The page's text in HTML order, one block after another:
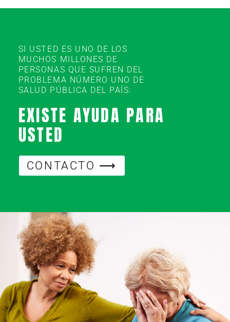
SI USTED ES UNO DE LOS
MUCHOS MILLONES DE
PERSONAS QUE SUFREN DEL
PROBLEMA NÚMERO UNO DE
SALUD PÚBLICA DEL PAÍS:
EXISTE AYUDA PARA
USTED
CONTACTO ⟶